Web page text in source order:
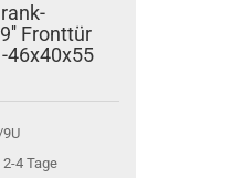
Fronttür
46x40x55
2-4 Tage